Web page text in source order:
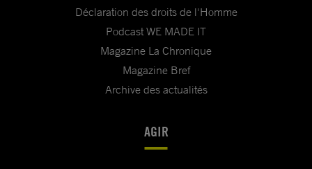
Déclaration des droits de l'Homme
Podcast WE MADE IT
Magazine La Chronique
Magazine Bref
Archive des actualités
AGIR